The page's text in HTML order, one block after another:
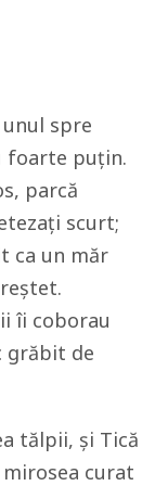
unul spre
foarte puțin.
parcă
scurt;
ca un măr
îi coborau
grăbit de
tălpii, și Tică
curat